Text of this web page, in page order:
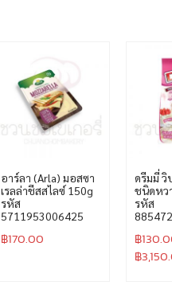
อาร์ลา (Arla) มอสซา
เรลล่าชีสสไลซ์ 150g
รหัส
5711953006425
฿170.00
ดรีมมี่ วิ
ชนิดหว
รหัส
฿
฿